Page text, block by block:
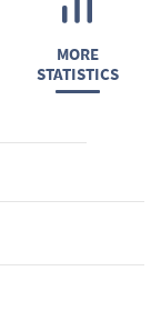
MORE
STATISTICS